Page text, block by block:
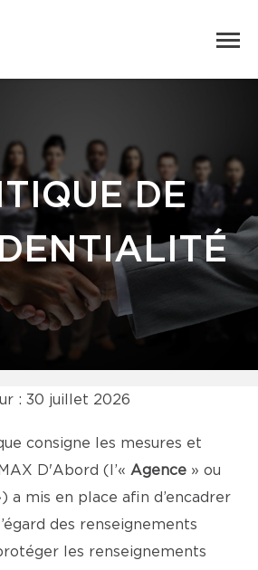
DE
: 30 juillet 2026
consigne les mesures et
D'Abord (l’« Agence » ou
a mis en place afin d’encadrer
des renseignements
les renseignements